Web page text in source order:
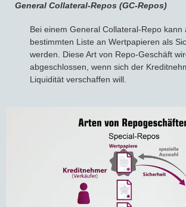
General Collateral-Repos (GC-Repos)
Bei einem General Collateral-Repo kann
bestimmten Liste an Wertpapieren als
werden. Diese Art von Repo-Geschäft
abgeschlossen, wenn sich der
Liquidität verschaffen will.